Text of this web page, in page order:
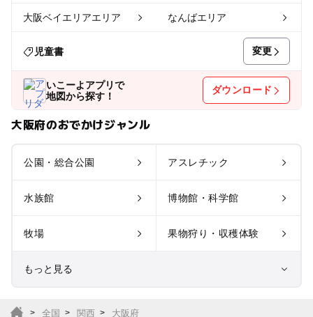
大阪ベイエリアエリア なんばエリア
児童書 変更
いこーよアプリで
地図から探す！
ダウンロード
大阪府のおでかけジャンル
公園・総合公園 アスレチック
水族館 博物館・科学館
牧場 果物狩り・収穫体験
もっと見る
全国 関西 大阪府